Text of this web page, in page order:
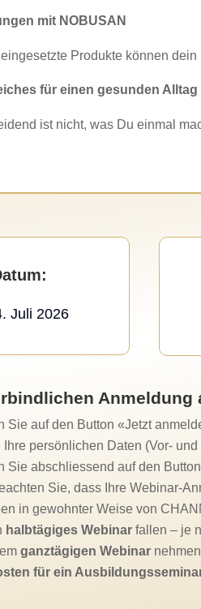
mit NOBUSAN
Produkte können
für einen gesunden Alltag
ist nicht, was Du einmal
Juli 2026
Anmeldung
Sie auf den Button «Jetzt
Ihre persönlichen Daten (Vor-
Sie abschliessend auf den
Sie, dass Ihre Webinar-
in gewohnter Weise von
halbtägiges Webinar fallen – je
ganztägigen Webinar
für ein